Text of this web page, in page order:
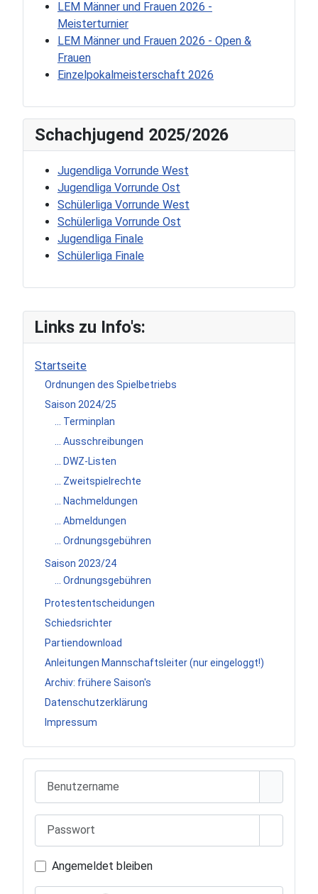
Links zu Info's:
Startseite
Ordnungen des Spielbetriebs
Saison 2024/25
... Terminplan
... Ausschreibungen
... DWZ-Listen
... Zweitspielrechte
... Nachmeldungen
... Abmeldungen
... Ordnungsgebühren
Saison 2023/24
... Ordnungsgebühren
Protestentscheidungen
Schiedsrichter
Partiendownload
Anleitungen Mannschaftsleiter (nur eingeloggt!)
Archiv: frühere Saison's
Datenschutzerklärung
Impressum
Angemeldet bleiben
LEM Männer und Frauen 2026 -
Meisterturnier
LEM Männer und Frauen 2026 - Open &
Frauen
Einzelpokalmeisterschaft 2026
Schachjugend 2025/2026
Jugendliga Vorrunde West
Jugendliga Vorrunde Ost
Schülerliga Vorrunde West
Schülerliga Vorrunde Ost
Jugendliga Finale
Schülerliga Finale